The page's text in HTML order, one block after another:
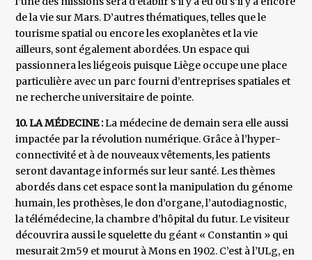
de la vie sur Mars. D’autres thématiques, telles que le
tourisme spatial ou encore les exoplanètes et la vie
ailleurs, sont également abordées. Un espace qui
passionnera les liégeois puisque Liège occupe une place
particulière avec un parc fourni d’entreprises spatiales et
ne recherche universitaire de pointe.
10. LA MÉDECINE :La médecine de demain sera elle aussi
impactée par la révolution numérique. Grâce à l’hyper-
connectivité et à de nouveaux vêtements, les patients
seront davantage informés sur leur santé. Les thèmes
abordés dans cet espace sont la manipulation du génome
humain, les prothèses, le don d’organe, l’autodiagnostic,
la télémédecine, la chambre d’hôpital du futur. Le visiteur
découvrira aussi le squelette du géant « Constantin » qui
mesurait 2m59 et mourut à Mons en 1902. C’est à l’ULg, en